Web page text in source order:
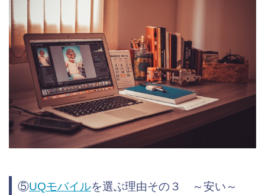
⑤UQモバイルを選ぶ理由その３ ～安い～